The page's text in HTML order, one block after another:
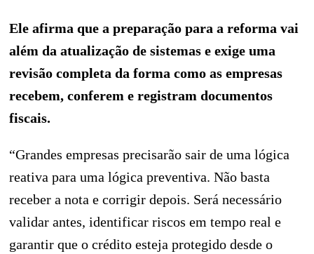
Ele afirma que a preparação para a reforma vai
além da atualização de sistemas e exige uma
revisão completa da forma como as empresas
recebem, conferem e registram documentos
fiscais.
“Grandes empresas precisarão sair de uma lógica
reativa para uma lógica preventiva. Não basta
receber a nota e corrigir depois. Será necessário
validar antes, identificar riscos em tempo real e
garantir que o crédito esteja protegido desde o